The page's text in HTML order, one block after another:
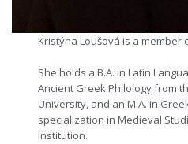
Kristýna Loušová is a member
She holds a B.A. in Latin
Ancient Greek Philology from
University, and an M.A. in
specialization in Medieval
institution.